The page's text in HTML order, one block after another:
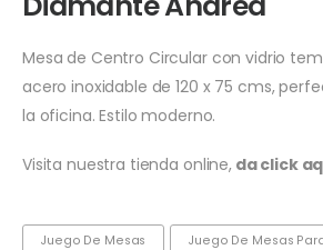
Mesa de Centro Circular con vidrio
acero inoxidable de 120 x 75 cms,
la oficina. Estilo moderno.
Visita nuestra tienda online, da click
Juego De Mesas Juego De Mesas